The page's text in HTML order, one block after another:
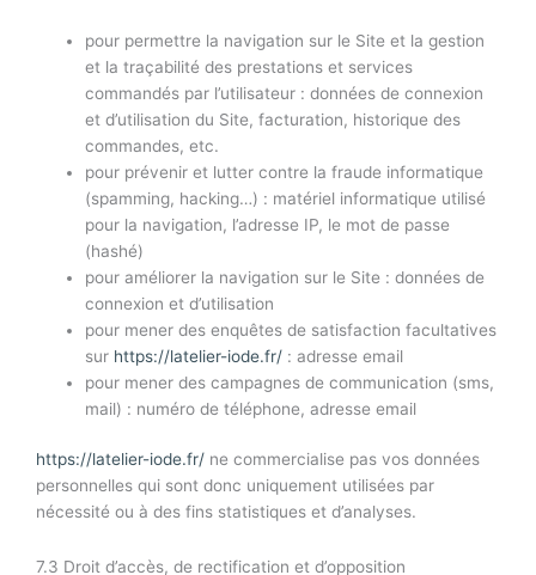
pour permettre la navigation sur le Site et la gestion
et la traçabilité des prestations et services
commandés par l’utilisateur : données de connexion
et d’utilisation du Site, facturation, historique des
commandes, etc.
pour prévenir et lutter contre la fraude informatique
(spamming, hacking…) : matériel informatique utilisé
pour la navigation, l’adresse IP, le mot de passe
(hashé)
pour améliorer la navigation sur le Site : données de
connexion et d’utilisation
pour mener des enquêtes de satisfaction facultatives
sur https://latelier-iode.fr/ : adresse email
pour mener des campagnes de communication (sms,
mail) : numéro de téléphone, adresse email
https://latelier-iode.fr/ ne commercialise pas vos données
personnelles qui sont donc uniquement utilisées par
nécessité ou à des fins statistiques et d’analyses.
7.3 Droit d’accès, de rectification et d’opposition